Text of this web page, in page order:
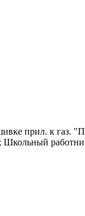
прил. к газ.
Школьный